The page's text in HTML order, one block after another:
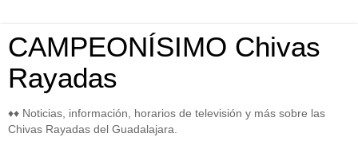
CAMPEONÍSIMO Chivas
Rayadas
♦♦ Noticias, información, horarios de televisión y más sobre las
Chivas Rayadas del Guadalajara.